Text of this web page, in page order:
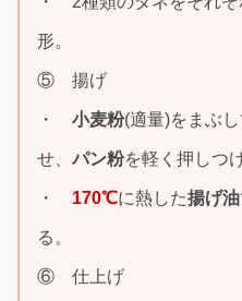
形。
⑤ 揚げ
・ 小麦粉(適量)をまぶし
せ、 パン粉を軽く押しつ
・ 170℃に熱した揚げ油
る。
⑥ 仕上げ